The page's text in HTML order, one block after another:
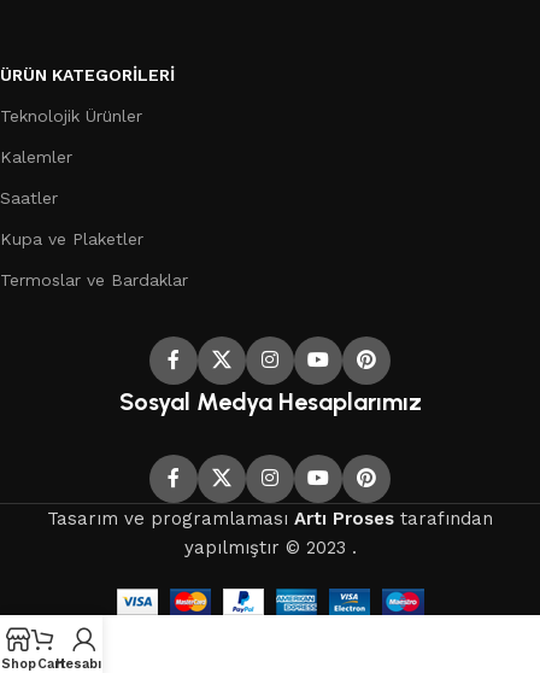
ÜRÜN KATEGORILERI
Teknolojik Ürünler
Kalemler
Saatler
Kupa ve Plaketler
Termoslar ve Bardaklar
Sosyal Medya Hesaplarımız
Tasarım ve programlaması Artı Proses tarafından
yapılmıştır © 2023 .
ShopCartHesabım